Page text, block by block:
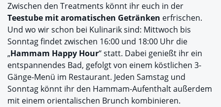
Zwischen den Treatments könnt ihr euch in der
Teestube mit aromatischen Getränken erfrischen.
Und wo wir schon bei Kulinarik sind: Mittwoch bis
Sonntag findet zwischen 16:00 und 18:00 Uhr die
„Hammam Happy Hour“ statt. Dabei genießt ihr ein
entspannendes Bad, gefolgt von einem köstlichen 3-
Gänge-Menü im Restaurant. Jeden Samstag und
Sonntag könnt ihr den Hammam-Aufenthalt außerdem
mit einem orientalischen Brunch kombinieren.